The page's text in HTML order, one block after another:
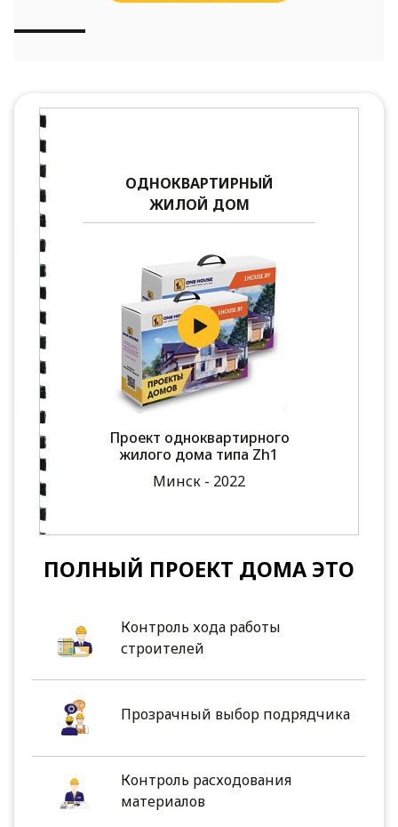
ОДНОКВАРТИРНЫЙ
ЖИЛОЙ ДОМ
Проект одноквартирного
жилого дома типа Zh1
Минск - 2022
ПОЛНЫЙ ПРОЕКТ ДОМА ЭТО
Контроль хода работы
строителей
Прозрачный выбор подрядчика
Контроль расходования
материалов